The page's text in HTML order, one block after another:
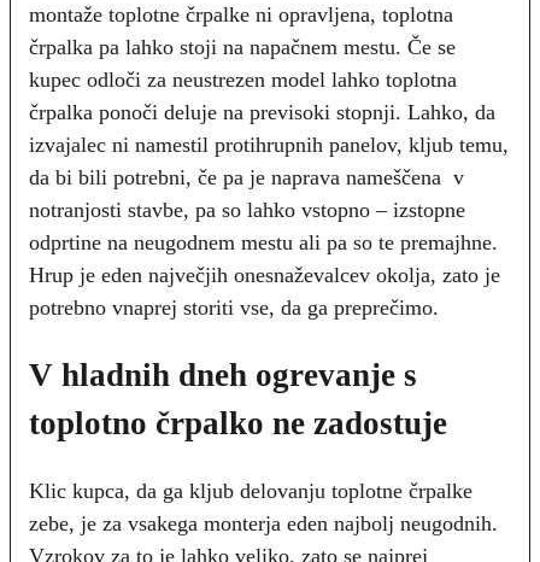
montaže toplotne črpalke ni opravljena, toplotna
črpalka pa lahko stoji na napačnem mestu. Če se
kupec odloči za neustrezen model lahko toplotna
črpalka ponoči deluje na previsoki stopnji. Lahko, da
izvajalec ni namestil protihrupnih panelov, kljub temu,
da bi bili potrebni, če pa je naprava nameščena v
notranjosti stavbe, pa so lahko vstopno – izstopne
odprtine na neugodnem mestu ali pa so te premajhne.
Hrup je eden največjih onesnaževalcev okolja, zato je
potrebno vnaprej storiti vse, da ga preprečimo.
V hladnih dneh ogrevanje s
toplotno črpalko ne zadostuje
Klic kupca, da ga kljub delovanju toplotne črpalke
zebe, je za vsakega monterja eden najbolj neugodnih.
Vzrokov za to je lahko veliko, zato se najprej